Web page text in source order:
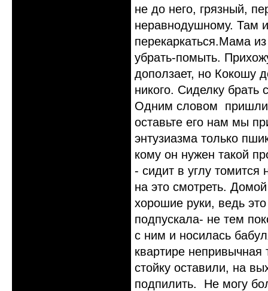
не до него, грязный,
неравнодушному. Там
перекаркаться.Мама
убрать-помыть.
доползает, но Кокошу
никого. Сиделку брать
Одним словом пришли
оставьте его нам мы
энтузиазма только
кому он нужен такой
- сидит в углу
на это смотреть.
хорошие руки, ведь
подпускала- не тем
с ним и носилась
квартире
стойку оставили, на
подпилить. Не могу